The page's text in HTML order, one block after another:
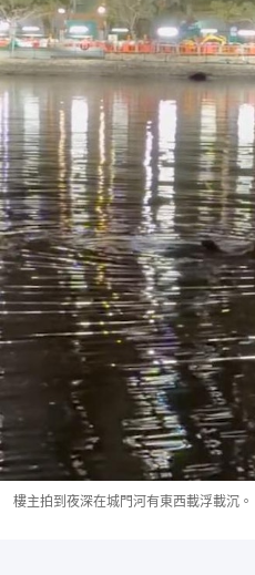
樓主拍到夜深在城門河有東西載浮載沉